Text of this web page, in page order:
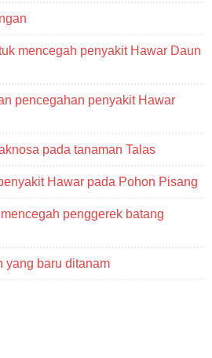
mencegah penyakit Hawar Daun
pencegahan penyakit Hawar
pada tanaman Talas
Hawar pada Pohon Pisang
penggerek batang
yang baru ditanam